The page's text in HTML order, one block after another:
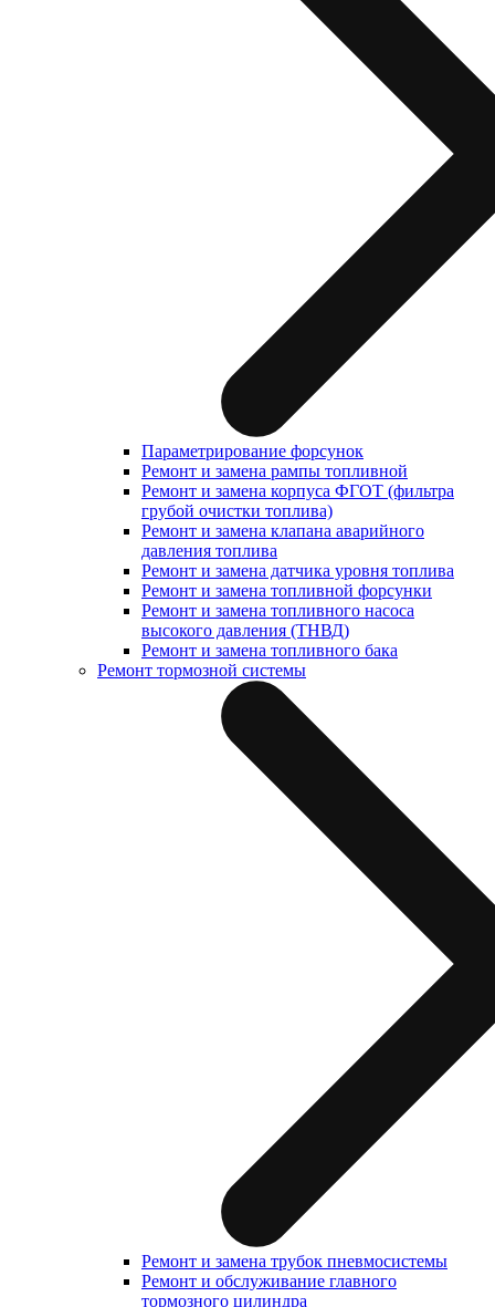
Параметрирование форсунок
Ремонт и замена рампы топливной
Ремонт и замена корпуса ФГОТ (фильтра
грубой очистки топлива)
Ремонт и замена клапана аварийного
давления топлива
Ремонт и замена датчика уровня топлива
Ремонт и замена топливной форсунки
Ремонт и замена топливного насоса
высокого давления (ТНВД)
Ремонт и замена топливного бака
Ремонт тормозной системы
Ремонт и замена трубок пневмосистемы
Ремонт и обслуживание главного
тормозного цилиндра